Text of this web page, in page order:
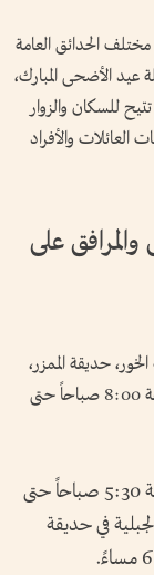
الحدائق العامة
عيد الأضحى المبارك،
للسكان والزوار
العائلات والأفراد
على
حديقة الممزر،
حديقة الصفا، وحديقة مشرف الوطنية، الزوار من الساعة 8:00 صباحاً حتى
فيما تستقبل حديقة مشرف هب الزوار من الساعة 5:30 صباحاً حتى
في حديقة